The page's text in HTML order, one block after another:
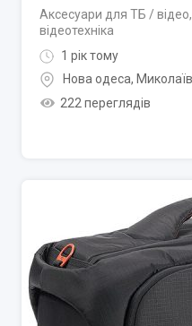
Аксесуари для ТБ / відео,
відеотехніка
1 рік тому
Нова одеса,
222 переглядів